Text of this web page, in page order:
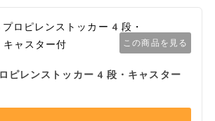
この商品を見る
ピレンストッカー4段・キャスター